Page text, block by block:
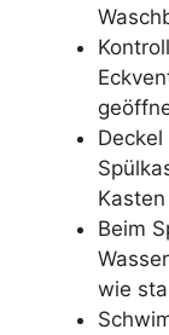
Beim
wie